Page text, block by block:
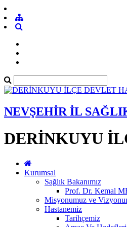
NEVŞEHİR İL
DERİNKUYU
Kurumsal
Sağlık Bakanımız
Prof. Dr. Kemal
Misyonumuz ve
Hastanemiz
Tarihçemiz